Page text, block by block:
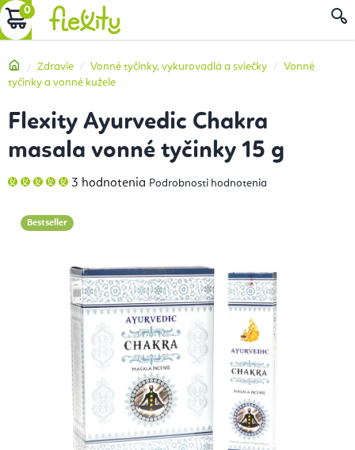
Prejsť
na
NÁKUPNÝ
Domov
Zdravie Vonné tyčinky, vykurovadlá a sviečky
Vonné
tyčinky a vonné kužele
Flexity Ayurvedic Chakra
masala vonné tyčinky 15 g
Priemerné
hodnotenie
5,0
z
3 hodnotenia Podrobnosti hodnotenia
Bestseller